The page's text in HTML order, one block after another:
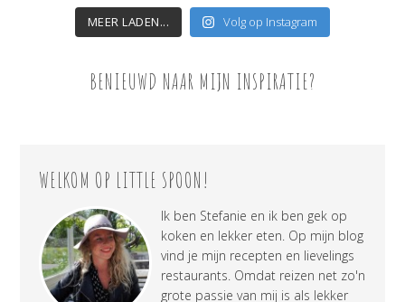
MEER LADEN... Volg op Instagram
BENIEUWD NAAR MIJN INSPIRATIE?
WELKOM OP LITTLE SPOON!
Ik ben Stefanie en ik ben gek op
koken en lekker eten. Op mijn blog
vind je mijn recepten en lievelings
restaurants. Omdat reizen net zo'n
grote passie van mij is als lekker